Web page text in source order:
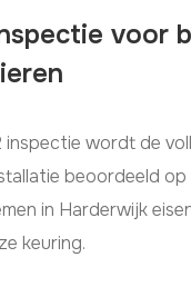
voor
inspectie wordt de
beoordeeld op
in Harderwijk
keuring.